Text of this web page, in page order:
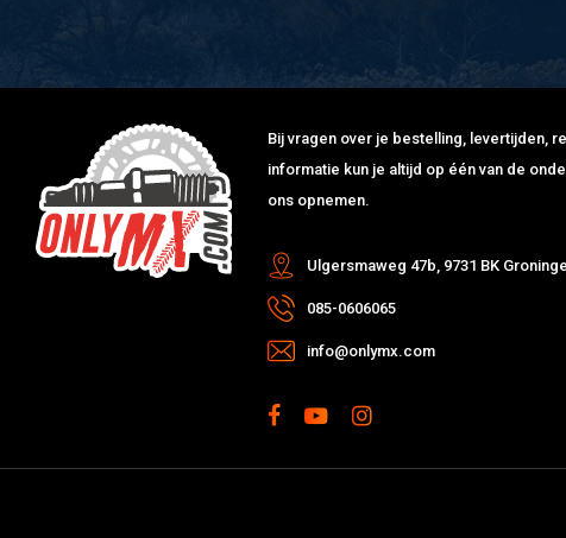
Bij vragen over je bestelling, levertijden,
informatie kun je altijd op één van de
ons opnemen.
Ulgersmaweg 47b, 9731 BK
085-0606065
info@onlymx.com